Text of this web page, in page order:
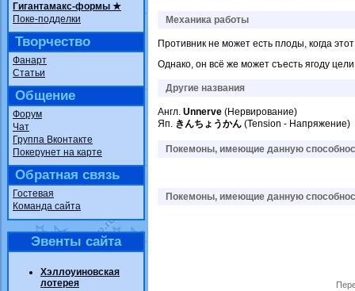
Гигантамакс-формы ★
Поке-подделки
Творчество
Фанарт
Статьи
Общение
Форум
Чат
Группа Вконтакте
Покерунет на карте
Обратная связь
Гостевая
Команда сайта
Эвенты сайта
Хэллоуиновская
лотерея
Механика работы
Противник не может есть плоды, когда
Однако, он всё же может съесть ягоду
Другие названия
Англ. Unnerve (Нервирование)
Яп. きんちょうかん (Tension - Напряжение)
Покемоны, имеющие данную
Покемоны, имеющие данную